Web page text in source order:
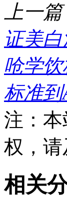
上一篇
证美
呛学
标准
注：
权，
相关